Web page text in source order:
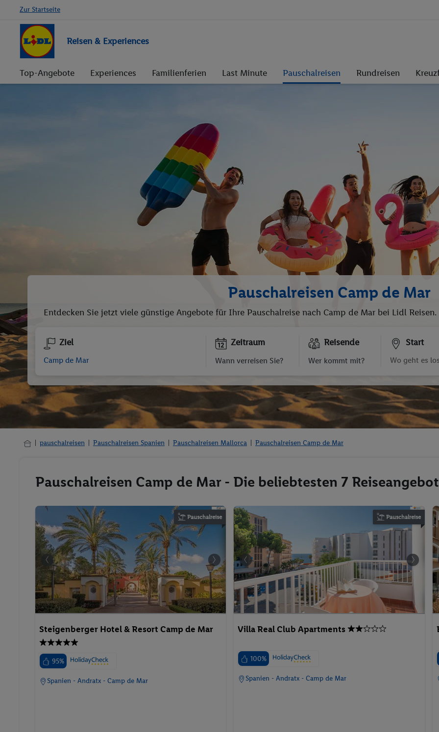
Zur Startseite
Reisen & Experiences
Top-Angebote Experiences Familienferien Last Minute Pauschalreisen Rundreisen
Pauschalreisen Camp de Mar
Entdecken Sie jetzt viele günstige Angebote für Ihre Pauschalreise nach Camp de Mar bei Lidl
Ziel Zeitraum
Wann verreisen Sie?
Reisende
Wer kommt mit?
Start
pauschalreisen Pauschalreisen Spanien Pauschalreisen Mallorca Pauschalreisen Camp de Mar
Pauschalreisen Camp de Mar - Die beliebtesten 7
Pauschalreise
Steigenberger Hotel & Resort Camp de Mar
95%
Spanien - Andratx - Camp de Mar
Pauschalreise
Villa Real Club Apartments
100%
Spanien - Andratx - Camp de Mar